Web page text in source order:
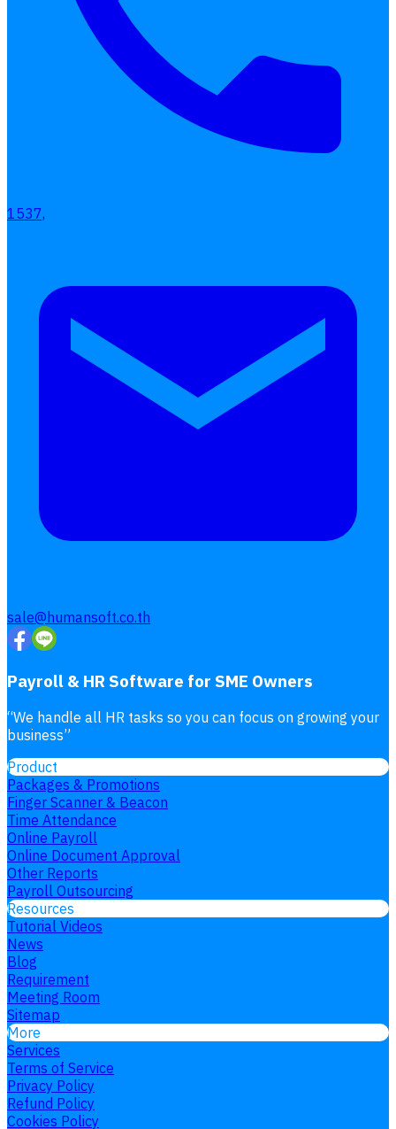
Interested Blog
โปรแกรมบริหารงานบุคคล
FollowHuman
1537,
sale@humansoft.co.th
Payroll & HR Software for SME Owners
“We handle all HR tasks so you can focus on growing your
business”
Product
Packages & Promotions
Finger Scanner & Beacon
Time Attendance
Online Payroll
Online Document Approval
Other Reports
Payroll Outsourcing
Resources
Tutorial Videos
News
Blog
Requirement
Meeting Room
Sitemap
More
Services
Terms of Service
Privacy Policy
Refund Policy
Cookies Policy